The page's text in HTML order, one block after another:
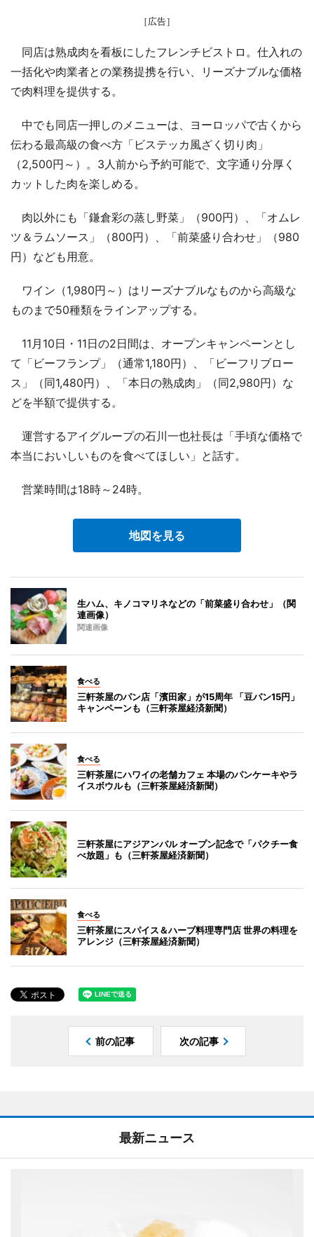
［広告］
同店は熟成肉を看板にしたフレンチビストロ。仕入れの
一括化や肉業者との業務提携を行い、リーズナブルな価格
で肉料理を提供する。
中でも同店一押しのメニューは、ヨーロッパで古くから
伝わる最高級の食べ方「ビステッカ風ざく切り肉」
（2,500円～）。3人前から予約可能で、文字通り分厚く
カットした肉を楽しめる。
肉以外にも「鎌倉彩の蒸し野菜」（900円）、「オムレ
ツ＆ラムソース」（800円）、「前菜盛り合わせ」（980
円）なども用意。
ワイン（1,980円～）はリーズナブルなものから高級な
ものまで50種類をラインアップする。
11月10日・11日の2日間は、オープンキャンペーンとし
て「ビーフランプ」（通常1,180円）、「ビーフリブロー
ス」（同1,480円）、「本日の熟成肉」（同2,980円）な
どを半額で提供する。
運営するアイグループの石川一也社長は「手頃な価格で
本当においしいものを食べてほしい」と話す。
営業時間は18時～24時。
地図を見る
生ハム、キノコマリネなどの「前菜盛り合わせ」（関
連画像）
関連画像
食べる
三軒茶屋のパン店「濱田家」が15周年 「豆パン15円」
キャンペーンも（三軒茶屋経済新聞）
食べる
三軒茶屋にハワイの老舗カフェ 本場のパンケーキやラ
イスボウルも（三軒茶屋経済新聞）
三軒茶屋にアジアンバル オープン記念で「パクチー食
べ放題」も（三軒茶屋経済新聞）
食べる
三軒茶屋にスパイス＆ハーブ料理専門店 世界の料理を
アレンジ（三軒茶屋経済新聞）
前の記事 次の記事
最新ニュース